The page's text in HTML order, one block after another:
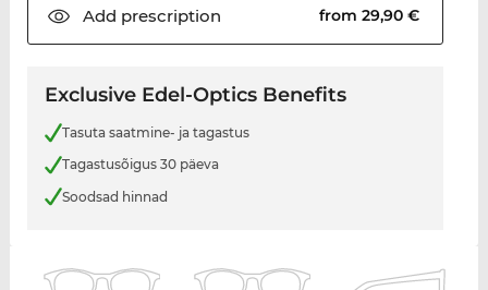
Add prescription from 29,90 €
Exclusive Edel-Optics Benefits
Tasuta saatmine- ja tagastus
Tagastusõigus 30 päeva
Soodsad hinnad